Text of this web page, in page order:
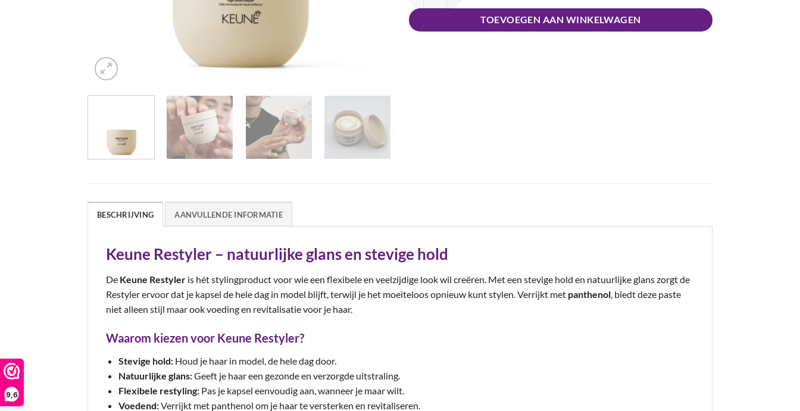
9,6
TOEVOEGEN AAN WINKELWAGEN
BESCHRIJVING AANVULLENDE INFORMATIE
Keune Restyler – natuurlijke glans en stevige hold
De Keune Restyler is hét stylingproduct voor wie een flexibele en veelzijdige look wil creëren. Met een stevige hold en natuurlijke glans zorgt de
Restyler ervoor dat je kapsel de hele dag in model blijft, terwijl je het moeiteloos opnieuw kunt stylen. Verrijkt met panthenol , biedt deze paste
niet alleen stijl maar ook voeding en revitalisatie voor je haar.
Waarom kiezen voor Keune Restyler?
Stevige hold:Houd je haar in model, de hele dag door.
Natuurlijke glans:Geeft je haar een gezonde en verzorgde uitstraling.
Flexibele restyling:Pas je kapsel eenvoudig aan, wanneer je maar wilt.
Voedend:Verrijkt met panthenol om je haar te versterken en revitaliseren.